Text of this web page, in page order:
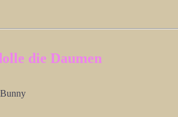
die Daumen